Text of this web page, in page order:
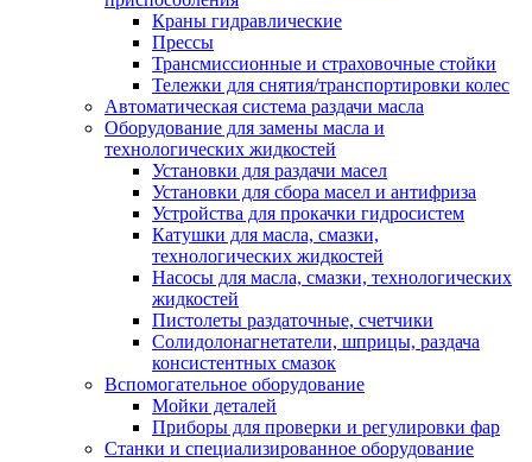
Краны гидравлические
Прессы
Трансмиссионные и страховочные стойки
Тележки для снятия/транспортировки колес
Автоматическая система раздачи масла
Оборудование для замены масла и
технологических жидкостей
Установки для раздачи масел
Установки для сбора масел и антифриза
Устройства для прокачки гидросистем
Катушки для масла, смазки,
технологических жидкостей
Насосы для масла, смазки, технологических
жидкостей
Пистолеты раздаточные, счетчики
Солидолонагнетатели, шприцы, раздача
консистентных смазок
Вспомогательное оборудование
Мойки деталей
Приборы для проверки и регулировки фар
Станки и специализированное оборудование